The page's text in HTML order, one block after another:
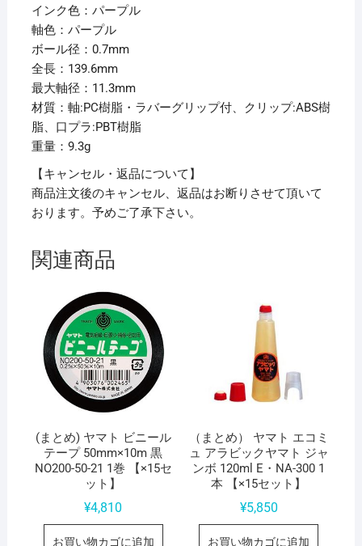
本
【×40
セ
ッ
ト】
個
インク色：パープル
軸色：パープル
ボール径：0.7mm
全長：139.6mm
最大軸径：11.3mm
材質：軸:PC樹脂・ラバーグリップ付、クリップ:ABS樹
脂、口プラ:PBT樹脂
重量：9.3g
【キャンセル・返品について】
商品注文後のキャンセル、返品はお断りさせて頂いて
おります。予めご了承下さい。
関連商品
(まとめ) ヤマト ビニール
テープ 50mm×10m 黒
NO200-50-21 1巻 【×15セ
ット】
¥4,810
お買い物カゴに追加
（まとめ） ヤマト エコミ
ュ アラビックヤマト ジャ
ンボ 120ml E・NA-300 1
本 【×15セット】
¥5,850
お買い物カゴに追加